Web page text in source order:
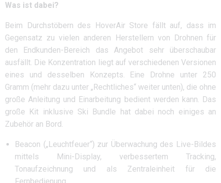
Was ist dabei?
Beim Durchstöbern des HoverAir Store fällt auf, dass im
Gegensatz zu vielen anderen Herstellern von Drohnen für
den Endkunden-Bereich das Angebot sehr überschaubar
ausfällt. Die Konzentration liegt auf verschiedenen Versionen
eines und desselben Konzepts. Eine Drohne unter 250
Gramm (mehr dazu unter „Rechtliches“ weiter unten), die ohne
große Anleitung und Einarbeitung bedient werden kann. Das
große Kit inklusive Ski Bundle hat dabei noch einiges an
Zubehör an Bord.
Beacon („Leuchtfeuer“) zur Überwachung des Live-Bildes
mittels Mini-Display, verbessertem Tracking,
Tonaufzeichnung und als Zentraleinheit für die